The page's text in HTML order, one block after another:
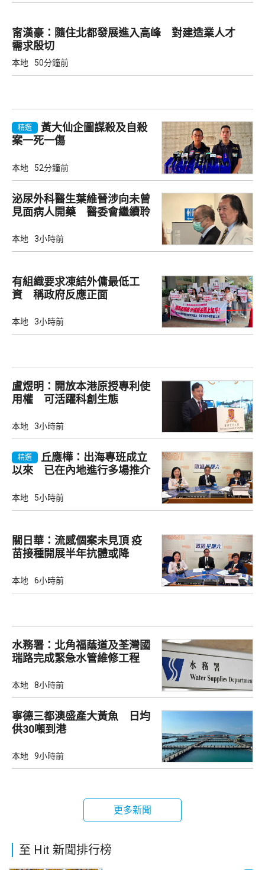
甯漢豪：隨住北都發展進入高峰 對建造業人才
需求殷切
本地 50分鐘前
精選
黃大仙企圖謀殺及自殺
案一死一傷
本地 52分鐘前
泌尿外科醫生葉維晉涉向未曾
見面病人開藥 醫委會繼續聆
本地 3小時前
有組織要求凍結外傭最低工
資 稱政府反應正面
本地 3小時前
盧煜明：開放本港原授專利使
用權 可活躍科創生態
本地 3小時前
精選
丘應樺：出海專班成立
以來 已在內地進行多場推介
本地 5小時前
關日華：流感個案未見頂 疫
苗接種開展半年抗體或降
本地 6小時前
水務署：北角福蔭道及荃灣國
瑞路完成緊急水管維修工程
本地 8小時前
寧德三都澳盛產大黃魚 日均
供30噸到港
本地 9小時前
更多新聞
至 Hit 新聞排行榜